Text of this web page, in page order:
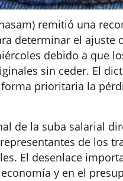
remitió una
determinar el ajuste
debido a que
sin ceder. El
prioritaria la
de la suba salarial
de los
El desenlace
y en el